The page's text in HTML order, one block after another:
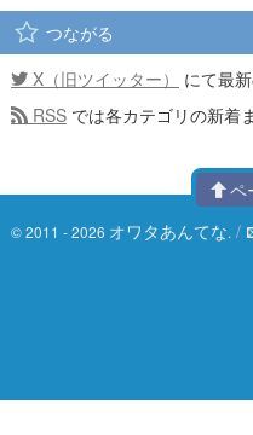
つながる
X（旧ツイッター）
にて最
RSS では各カテゴリの新着
ペ
© 2011 - 2026 オワタあんてな. /